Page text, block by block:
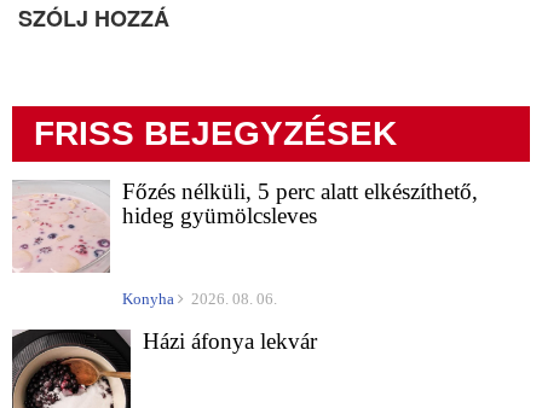
SZÓLJ HOZZÁ
FRISS BEJEGYZÉSEK
Főzés nélküli, 5 perc alatt elkészíthető,
hideg gyümölcsleves
Konyha 2026. 08. 06.
Házi áfonya lekvár